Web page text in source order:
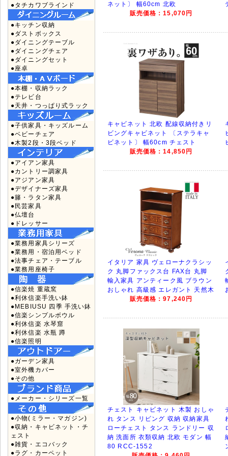
●タチカワブラインド
●キッチン収納
●ダストボックス
●ダイニングテーブル
●ダイニングチェア
●ダイニングセット
●座卓
●本棚・収納ラック
●テレビ台
●天井・つっぱり式ラック
●子供家具・キッズルーム
●ベビーチェア
●木製2段・3段ベッド
●アイアン家具
●カントリー調家具
●アジアン家具
●デザイナーズ家具
●籐・ラタン家具
●民芸家具
●仏壇台
●ドレッサー
●業務用家具シリーズ
●業務用・宿泊用ベッド
●法事チェア・テーブル
●業務用座椅子
●信楽焼 重蔵窯
●利休信楽手洗い鉢
●MEBIUSU 四季 手洗い鉢
●信楽シンプルボウル
●利休信楽 水琴窟
●利休信楽 水瓶 蹲
●信楽照明
●ガーデン家具
●室外機カバー
●その他
●メーカー・シリーズ一覧
●小物(ミラー・マガジン)
●収納・キャビネット・チ
ェスト
●雑貨・エコバック
●ラグ・カーペット
ネット〕 幅60cm 北欧
販売価格：15,070円
キャビネット 北欧 配線収納付きリ
ビングキャビネット 〔ステラキャ
ビネット〕 幅60cm チェスト
販売価格：14,850円
イタリア 家具 ヴェローナクラシッ
ク 丸脚ファックス台 FAX台 丸脚
輸入家具 アンティーク風 ブラウン
おしゃれ 高級感 エレガント 天然木
販売価格：97,240円
チェスト キャビネット 木製 おしゃ
れ タンス リビング 収納 収納家具
ローチェスト タンス ランドリー 収
納 洗面所 衣類収納 北欧 モダン 幅
80 RCC-1552